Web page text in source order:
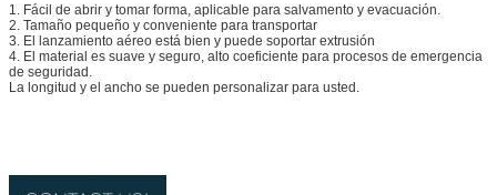
1. Fácil de abrir y tomar forma, aplicable para salvamento y evacuación.
2. Tamaño pequeño y conveniente para transportar
3. El lanzamiento aéreo está bien y puede soportar extrusión
4. El material es suave y seguro, alto coeficiente para procesos de emergencia
de seguridad.
La longitud y el ancho se pueden personalizar para usted.